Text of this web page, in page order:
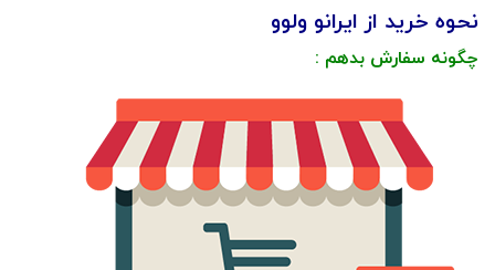
نحوه خرید از ایرانو ولوو
چگونه سفارش بدهم :